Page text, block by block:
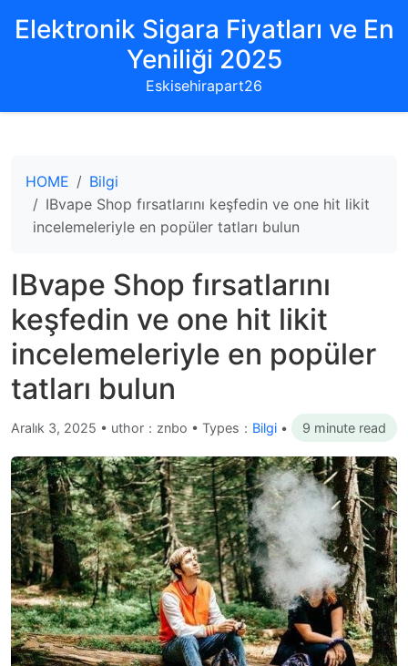
Elektronik Sigara Fiyatları ve En
Yeniliği 2025
Eskisehirapart26
HOME
Bilgi
IBvape Shop fırsatlarını keşfedin ve one hit likit
incelemeleriyle en popüler tatları bulun
IBvape Shop fırsatlarını
keşfedin ve one hit likit
incelemeleriyle en popüler
tatları bulun
Aralık 3, 2025 • uthor：znbo • Types： Bilgi • 9 minute read